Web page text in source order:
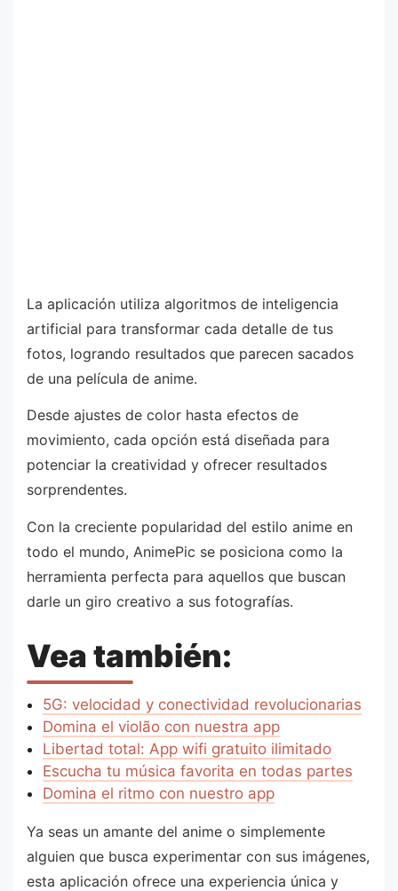
La aplicación utiliza algoritmos de inteligencia
artificial para transformar cada detalle de tus
fotos, logrando resultados que parecen sacados
de una película de anime.
Desde ajustes de color hasta efectos de
movimiento, cada opción está diseñada para
potenciar la creatividad y ofrecer resultados
sorprendentes.
Con la creciente popularidad del estilo anime en
todo el mundo, AnimePic se posiciona como la
herramienta perfecta para aquellos que buscan
darle un giro creativo a sus fotografías.
Vea también:
5G: velocidad y conectividad revolucionarias
Domina el violão con nuestra app
Libertad total: App wifi gratuito ilimitado
Escucha tu música favorita en todas partes
Domina el ritmo con nuestro app
Ya seas un amante del anime o simplemente
alguien que busca experimentar con sus imágenes,
esta aplicación ofrece una experiencia única y